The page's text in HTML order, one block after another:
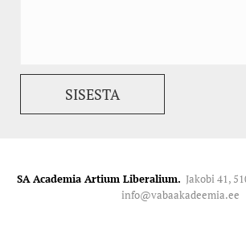
SA Academia Artium Liberalium. Jakobi 41,
info@vabaakadeemia.ee